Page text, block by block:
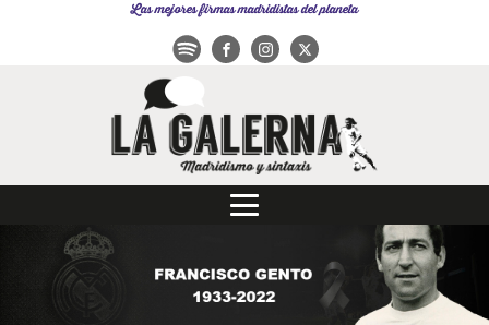
Las mejores firmas madridistas del planeta